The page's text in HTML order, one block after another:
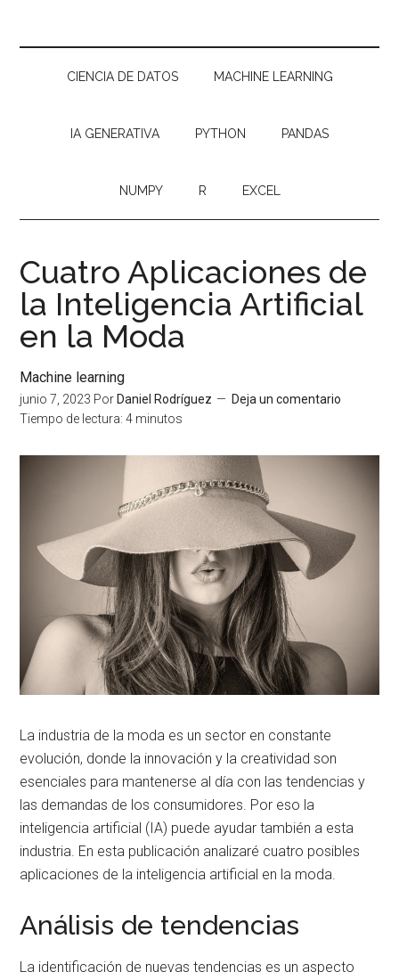
CIENCIA DE DATOS MACHINE LEARNING
IA GENERATIVA PYTHON PANDAS
NUMPY R EXCEL
Cuatro Aplicaciones de
la Inteligencia Artificial
en la Moda
Machine learning
junio 7, 2023 Por Daniel Rodríguez
Deja un comentario
Tiempo de lectura: 4 minutos
La industria de la moda es un sector en constante
evolución, donde la innovación y la creatividad son
esenciales para mantenerse al día con las tendencias y
las demandas de los consumidores. Por eso la
inteligencia artificial (IA) puede ayudar también a esta
industria. En esta publicación analizaré cuatro posibles
aplicaciones de la inteligencia artificial en la moda.
Análisis de tendencias
La identificación de nuevas tendencias es un aspecto